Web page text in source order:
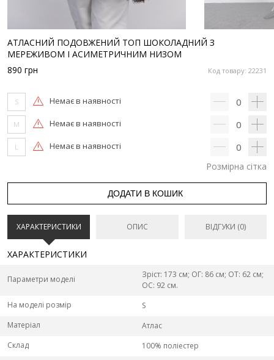
АТЛАСНИЙ ПОДОВЖЕНИЙ ТОП ШОКОЛАДНИЙ З
МЕРЕЖИВОМ І АСИМЕТРИЧНИМ НИЗОМ
Код товару: 22231
890 грн
S Немає в наявності 0
M Немає в наявності 0
L Немає в наявності 0
Розмірна сітка
ДОДАТИ В КОШИК
ХАРАКТЕРИСТИКИ ОПИС ВІДГУКИ (0)
ХАРАКТЕРИСТИКИ
Параметри моделі
Зріст: 173 см; ОГ: 86 см; ОТ: 62 см;
ОС: 92 см.
На моделі розмір
S
Матеріал
Атлас
Склад
100% поліестер